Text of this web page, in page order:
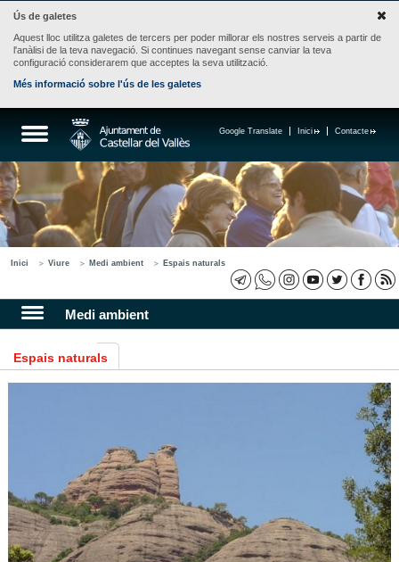
Ús de galetes
Aquest lloc utilitza galetes de tercers per poder millorar els nostres serveis a partir de
l'anàlisi de la teva navegació. Si continues navegant sense canviar la teva
configuració considerarem que acceptes la seva utilització.
Més informació sobre l'ús de les galetes
Contacte
Inici
Google Translate
Inici Viure Medi ambient Espais naturals
Medi ambient
Espais naturals